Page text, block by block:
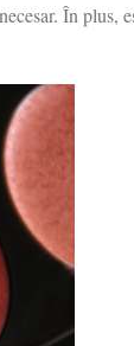
În plus,